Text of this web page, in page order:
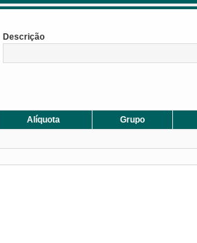
Descrição
Alíquota Grupo